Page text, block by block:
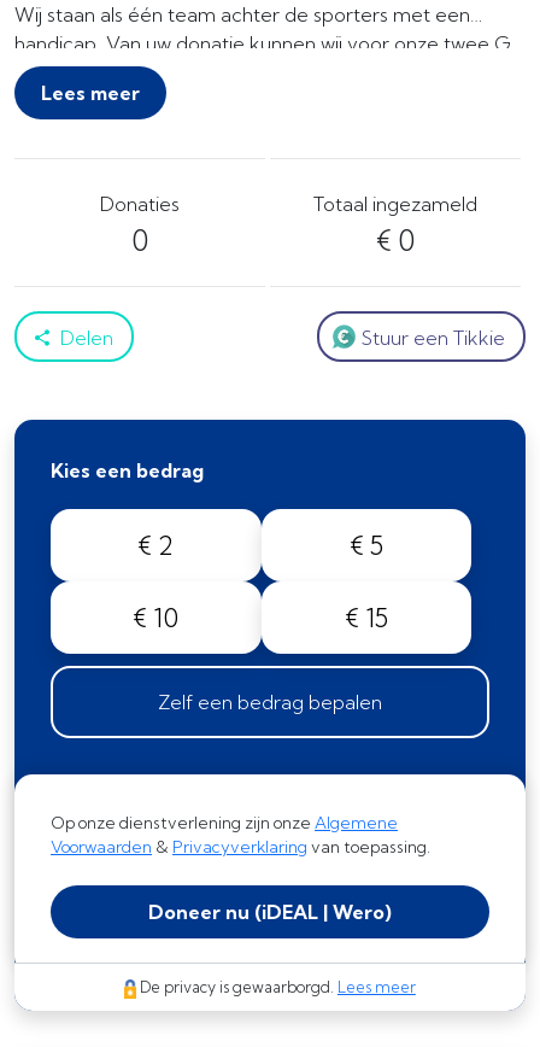
Wij staan als één team achter de sporters met een
handicap. Van uw donatie kunnen wij voor onze twee G
elftallen bij vv ESTO zorgen voor nieuwe materialen voor
onze trainingen zodat onze G leden met enorm veel
Lees meer
Donaties
0
Totaal ingezameld
€ 0
Delen Stuur een Tikkie
Kies een bedrag
€ 2 € 5
€ 10 € 15
Zelf een bedrag bepalen
Op onze dienstverlening zijn onze Algemene
Voorwaarden & Privacyverklaring van toepassing.
Doneer nu (iDEAL | Wero)
De privacy is gewaarborgd. Lees meer